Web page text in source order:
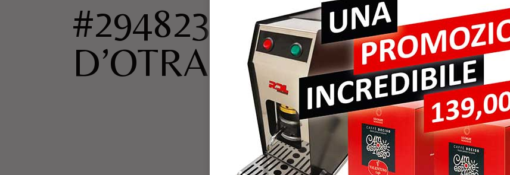
#294823 PER B&B TERRA
D’OTRANTO VACANZE 2